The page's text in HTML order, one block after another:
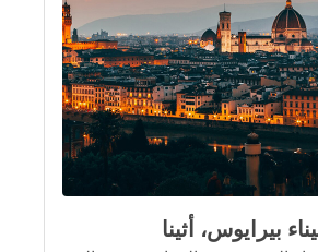
بيرايوس، أثينا